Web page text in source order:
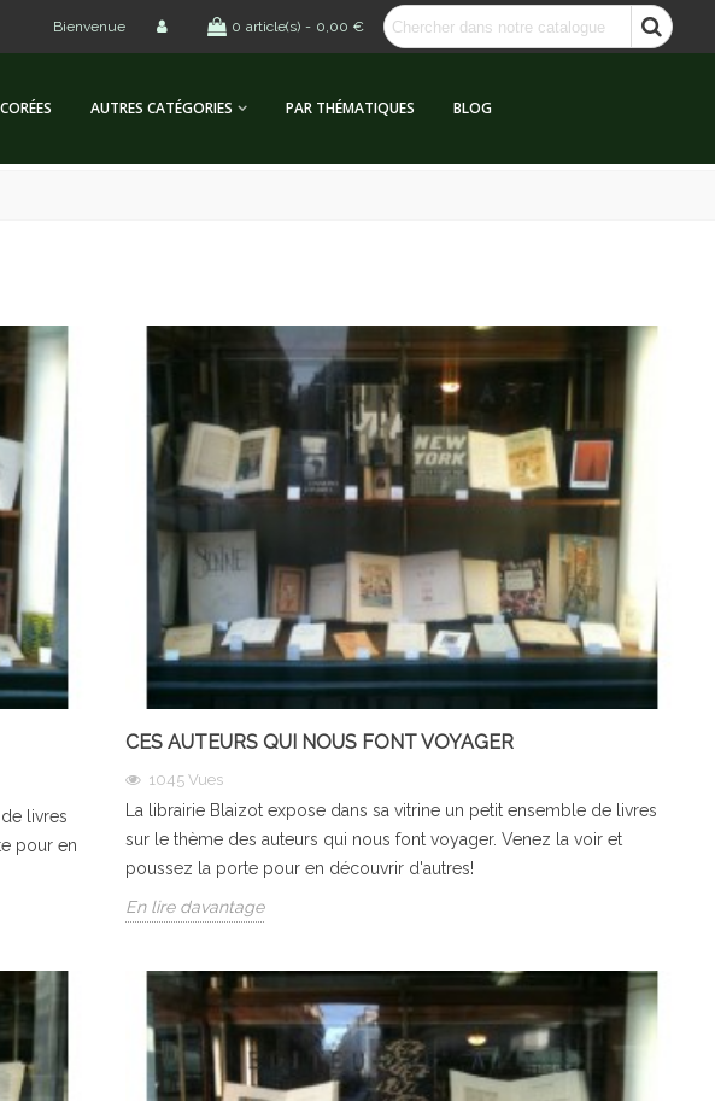
Bienvenue 0 article(s) - 0,00 €
AUTRES CATÉGORIES PAR THÉMATIQUES BLOG
livres
pour en
CES AUTEURS QUI NOUS FONT VOYAGER
1045 Vues
La librairie Blaizot expose dans sa vitrine un petit ensemble de livres
sur le thème des auteurs qui nous font voyager. Venez la voir et
poussez la porte pour en découvrir d'autres!
En lire davantage